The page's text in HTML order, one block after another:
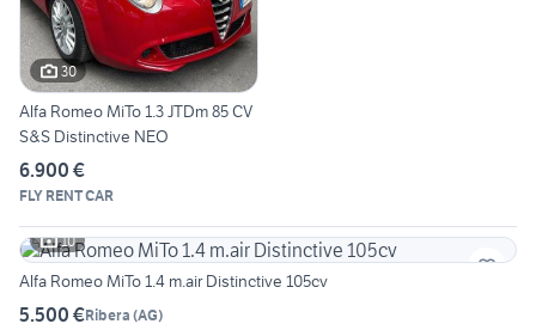
30
Alfa Romeo MiTo 1.3 JTDm 85 CV
S&S Distinctive NEO
6.900 €
FLY RENT CAR
10
Alfa Romeo MiTo 1.4 m.air Distinctive 105cv
5.500 €Ribera (AG)